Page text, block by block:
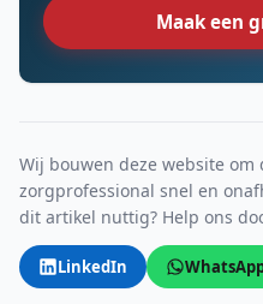
Maak een
Wij bouwen deze website om
zorgprofessional snel en
dit artikel nuttig? Help ons
LinkedIn